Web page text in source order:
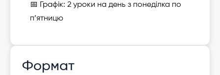
📅 Графік: 2 уроки на день з понеділка по
п’ятницю
Формат